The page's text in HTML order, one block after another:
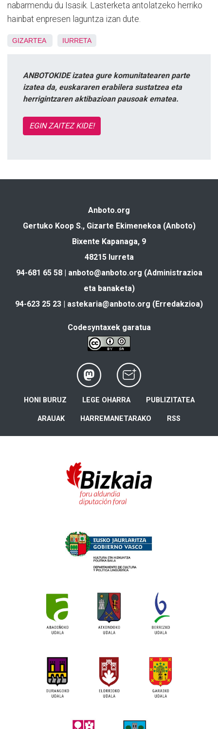
nabarmendu du Isasik. Lasterketa antolatzeko herriko
hainbat enpresen laguntza izan dute.
GIZARTEA IURRETA
ANBOTOKIDE izatea gure komunitatearen parte
izatea da, euskararen erabilera sustatzea eta
herrigintzaren aktibazioan pausoak ematea.
EGIN ZAITEZ KIDE!
Anboto.org
Gertuko Koop S., Gizarte Ekimenekoa (Anboto)
Bixente Kapanaga, 9
48215 Iurreta
94-681 65 58 | anboto@anboto.org (Administrazioa
eta banaketa)
94-623 25 23 | astekaria@anboto.org (Erredakzioa)
Codesyntaxek garatua
HONI BURUZ LEGE OHARRA PUBLIZITATEA
ARAUAK HARREMANETARAKO RSS